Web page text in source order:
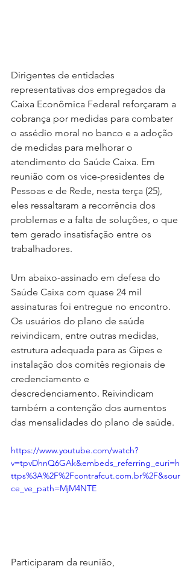
Dirigentes de entidades
representativas dos empregados da
Caixa Econômica Federal reforçaram a
cobrança por medidas para combater
o assédio moral no banco e a adoção
de medidas para melhorar o
atendimento do Saúde Caixa. Em
reunião com os vice-presidentes de
Pessoas e de Rede, nesta terça (25),
eles ressaltaram a recorrência dos
problemas e a falta de soluções, o que
tem gerado insatisfação entre os
trabalhadores.
Um abaixo-assinado em defesa do
Saúde Caixa com quase 24 mil
assinaturas foi entregue no encontro.
Os usuários do plano de saúde
reivindicam, entre outras medidas,
estrutura adequada para as Gipes e
instalação dos comitês regionais de
credenciamento e
descredenciamento. Reivindicam
também a contenção dos aumentos
das mensalidades do plano de saúde.
https://www.youtube.com/watch?
v=tpvDhnQ6GAk&embeds_referring_euri=h
ttps%3A%2F%2Fcontrafcut.com.br%2F&sour
ce_ve_path=MjM4NTE
Participaram da reunião,